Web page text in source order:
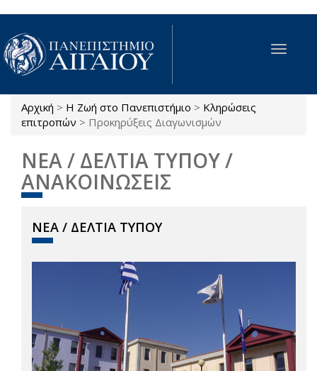
Παράκαμψη προς το κυρίως περιεχόμενο
Toggle
Είστε εδώ
Αρχική > Η Ζωή στο Πανεπιστήμιο > Κληρώσεις
επιτροπών > Προκηρύξεις Διαγωνισμών
ΝΕΑ / ΔΕΛΤΙΑ ΤΥΠΟΥ /
ΑΝΑΚΟΙΝΩΣΕΙΣ
ΝΕΑ / ΔΕΛΤΙΑ ΤΥΠΟΥ